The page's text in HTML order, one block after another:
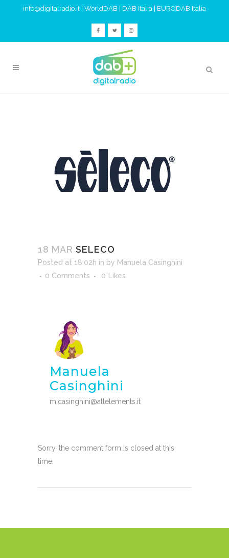
info@digitalradio.it WorldDAB DAB Italia EURODAB Italia
18 MAR SELECO
Posted at 18:02h in by Manuela Casinghini
0 Comments
0 Likes
Manuela
Casinghini
m.casinghini@allelements.it
Sorry, the comment form is closed at this
time.